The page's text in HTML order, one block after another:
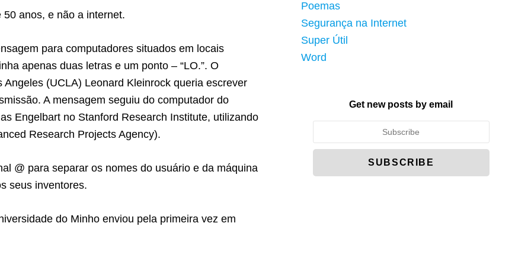
anos, e não a internet.
para computadores situados em locais
apenas duas letras e um ponto – “LO.”. O
(UCLA) Leonard Kleinrock queria escrever
A mensagem seguiu do computador do
Engelbart no Stanford Research Institute, utilizando
Research Projects Agency).
@ para separar os nomes do usuário e da máquina
seus inventores.
do Minho enviou pela primeira vez em
Poemas
Segurança na Internet
Super Útil
Word
Get new posts by email